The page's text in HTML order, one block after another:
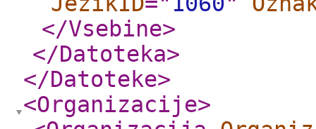
</Vsebine>
</Datoteka>
</Datoteke>
<Organizacije>